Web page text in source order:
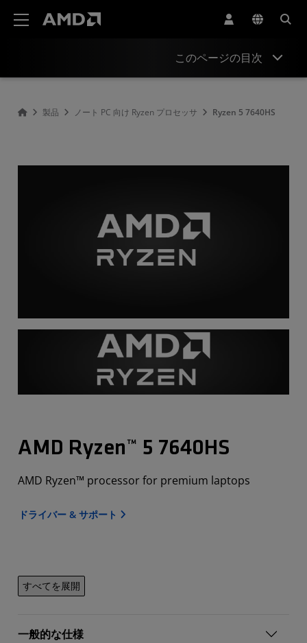
このページの目次
製品 ノート PC 向け Ryzen プロセッサ Ryzen 5 7640HS
AMD Ryzen™ 5 7640HS
AMD Ryzen™ processor for premium laptops
ドライバー & サポート
すべてを展開
一般的な仕様